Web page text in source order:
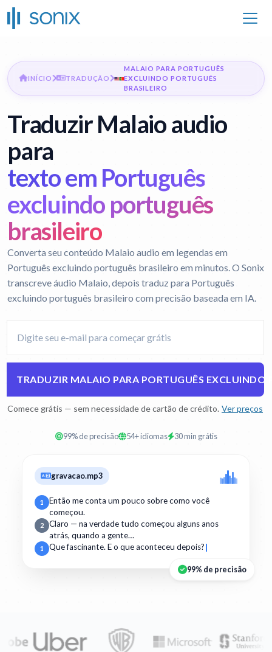
INÍCIO TRADUÇÃO
MALAIO PARA PORTUGUÊS
EXCLUINDO PORTUGUÊS
BRASILEIRO
Traduzir Malaio audio
para
texto em Português
excluindo português
brasileiro
Converta seu conteúdo Malaio audio em legendas em
Português excluindo português brasileiro em minutos. O Sonix
transcreve áudio Malaio, depois traduz para Português
excluindo português brasileiro com precisão baseada em IA.
TRADUZIR MALAIO PARA PORTUGUÊS EXCLUINDO
Comece grátis — sem necessidade de cartão de crédito. Ver preços
99% de precisão 54+ idiomas 30 min grátis
gravacao.mp3
1
Então me conta um pouco sobre como você
começou.
2
Claro — na verdade tudo começou alguns anos
atrás, quando a gente…
1 Que fascinante. E o que aconteceu depois?
99% de precisão